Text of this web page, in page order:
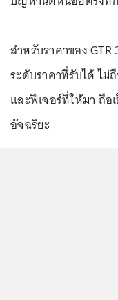
สำหรับราคาของ
ระดับราคาที่รับได้ ไม่
และฟีเจอร์ที่ให้มา ถื
อัจฉริยะ